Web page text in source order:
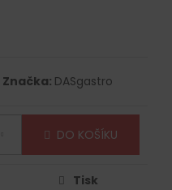
Značka: DASgastro
DO KOŠÍKU
Tisk